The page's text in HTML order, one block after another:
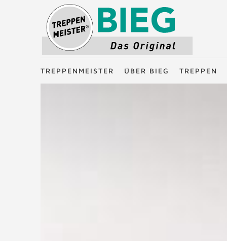
Treppenmeister - Das Original
TREPPENMEISTER ÜBER BIEG TREPPEN